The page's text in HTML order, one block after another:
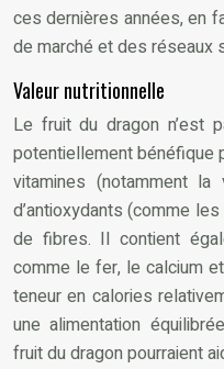
ces dernières années, en
de marché et des réseaux
Valeur nutritionnelle
Le fruit du dragon n’est
potentiellement bénéfique
vitamines (notamment
d’antioxydants (comme
de fibres. Il contient
comme le fer, le calcium
teneur en calories
une alimentation
fruit du dragon pourraient